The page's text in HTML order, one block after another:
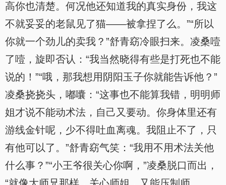
高你也清楚。何况他还知道我的真实身份，我这
不就妥妥的老鼠见了猫——被拿捏了么。”“所以
你就一个劲儿的卖我？”舒青窈冷眼扫来。凌桑噎
了噎，旋即否认：“我当然晓得有些是打死也不能
说的！”“哦，那我想用阴阳玉子你就能告诉他？”
凌桑挠挠头，嘟囔：“这事也不能算我错，明明师
姐才说不能动术法，自己又要动。你身体里还有
游线金针呢，少不得吐血离魂。我阻止不了，只
有他可以了。”舒青窈气笑：“我用不用术法关他
什么事？”“小王爷很关心你啊，”凌桑脱口而出，